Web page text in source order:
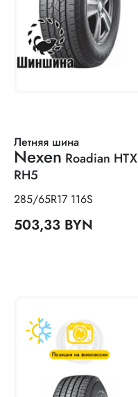
Летняя шина
Nexen Roadian HTX
RH5
285/65R17 116S
503,33 BYN